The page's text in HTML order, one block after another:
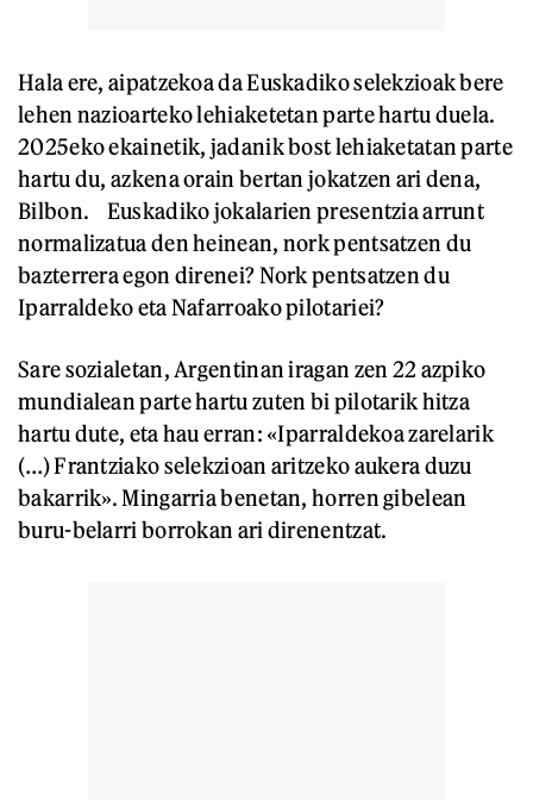
Hala ere, aipatzekoa da Euskadiko selekzioak bere
lehen nazioarteko lehiaketetan parte hartu duela.
2025eko ekainetik, jadanik bost lehiaketatan parte
hartu du, azkena orain bertan jokatzen ari dena,
Bilbon. Euskadiko jokalarien presentzia arrunt
normalizatua den heinean, nork pentsatzen du
bazterrera egon direnei? Nork pentsatzen du
Iparraldeko eta Nafarroako pilotariei?
Sare sozialetan, Argentinan iragan zen 22 azpiko
mundialean parte hartu zuten bi pilotarik hitza
hartu dute, eta hau erran: «Iparraldekoa zarelarik
(…) Frantziako selekzioan aritzeko aukera duzu
bakarrik». Mingarria benetan, horren gibelean
buru-belarri borrokan ari direnentzat.